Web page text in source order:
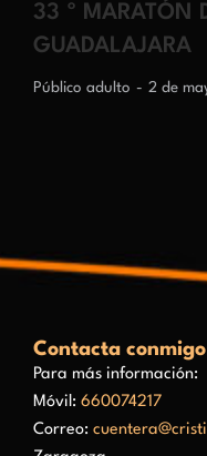
33 º MARATÓN
GUADALAJARA
Público adulto 2 de
Contacta conmigo
Para más información:
Móvil: 660074217
Correo: